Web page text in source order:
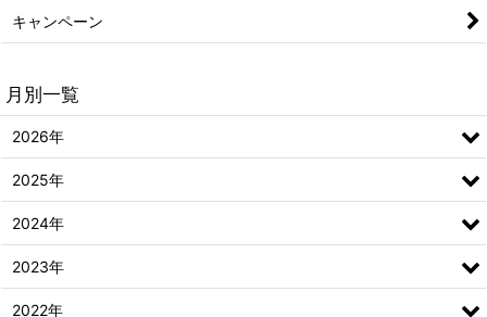
キャンペーン
月別一覧
2026年
2025年
2024年
2023年
2022年